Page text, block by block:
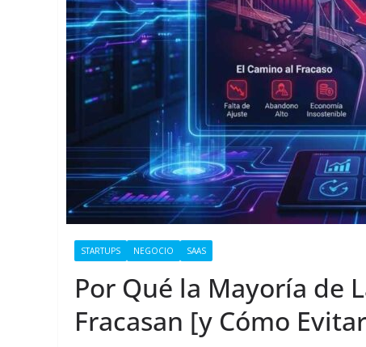
STARTUPS NEGOCIO SAAS
Por Qué la Mayoría de
Fracasan [y Cómo